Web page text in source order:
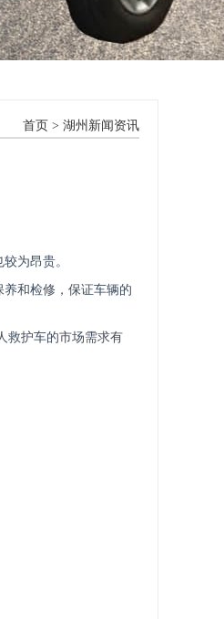
首页 > 湖州新闻资讯
为昂贵。
和检修，保证车辆的
救护车的市场需求有